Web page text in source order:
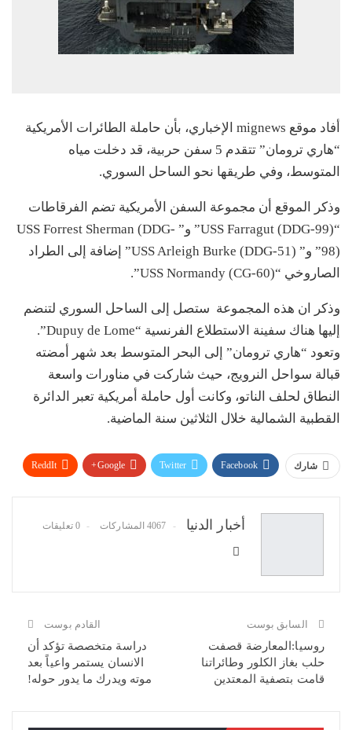
أفاد موقع mignews الإخباري، بأن حاملة الطائرات الأمريكية
“هاري ترومان” تتقدم 5 سفن حربية، قد دخلت مياه
المتوسط، وفي طريقها نحو الساحل السوري.
وذكر الموقع أن مجموعة السفن الأمريكية تضم الفرقاطات
“USS Farragut (DDG-99)” و” USS Forrest Sherman (DDG-
98)” و” USS Arleigh Burke (DDG-51)” إضافة إلى الطراد
الصاروخي “USS Normandy (CG-60)”.
وذكر ان هذه المجموعة ستصل إلى الساحل السوري لتنضم
إليها هناك سفينة الاستطلاع الفرنسية “Dupuy de Lome”.
وتعود “هاري ترومان” إلى البحر المتوسط بعد شهر أمضته
قبالة سواحل النرويج، حيث شاركت في مناورات واسعة
النطاق لحلف الناتو، وكانت أول حاملة أمريكية تعبر الدائرة
القطبية الشمالية خلال الثلاثين سنة الماضية.
شارك Facebook
Twitter
Google+
ReddIt
أخبار الدنيا 4067 المشاركات 0 تعليقات
السابق بوست
روسيا:المعارضة قصفت
حلب بغاز الكلور وطائراتنا
قامت بتصفية المعتدين
القادم بوست
دراسة متخصصة تؤكد أن
الانسان يستمر واعياً بعد
موته ويدرك ما يدور حوله!